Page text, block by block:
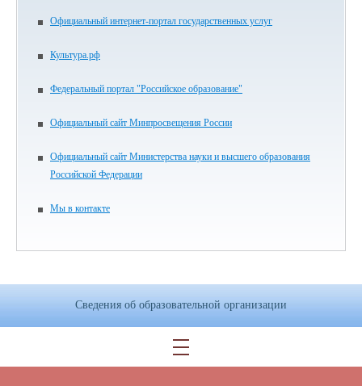
Официальный интернет-портал государственных услуг
Культура.рф
Федеральный портал "Российское образование"
Официальный сайт Минпросвещения России
Официальный сайт Министерства науки и высшего образования
Российской Федерации
Мы в контакте
Сведения об образовательной организации